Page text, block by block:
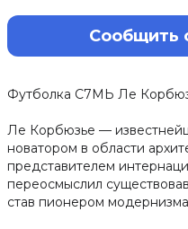
Сообщить
Футболка С7МЬ Ле
Ле Корбюзье —
новатором в области
представителем
переосмыслил
став пионером